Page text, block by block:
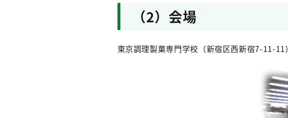
（2）会場
東京調理製菓専門学校（新宿区西新宿7-11-11）